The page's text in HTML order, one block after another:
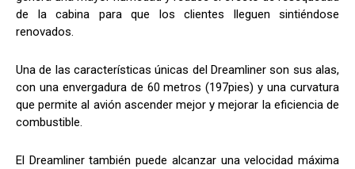
de la cabina para que los clientes lleguen sintiéndose
renovados.
Una de las características únicas del Dreamliner son sus alas,
con una envergadura de 60 metros (197pies) y una curvatura
que permite al avión ascender mejor y mejorar la eficiencia de
combustible.
El Dreamliner también puede alcanzar una velocidad máxima